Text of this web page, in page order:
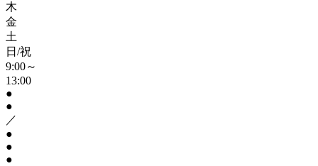
木
金
土
日/祝
9:00～
13:00
●
●
／
●
●
●